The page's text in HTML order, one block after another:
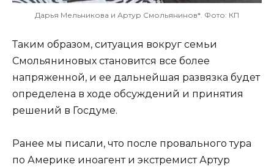
Дарья Мельникова и Артур Смольянинов*. Фото: КП
Таким образом, ситуация вокруг семьи
Смольяниновых становится все более
напряженной, и ее дальнейшая развязка будет
определена в ходе обсуждений и принятия
решений в Госдуме.
Ранее мы писали, что после провального тура
по Америке иноагент и экстремист Артур